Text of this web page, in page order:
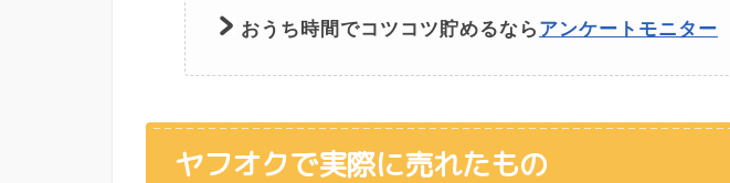
おうち時間でコツコツ貯めるなら アンケートモニター
ヤフオクで実際に売れたもの